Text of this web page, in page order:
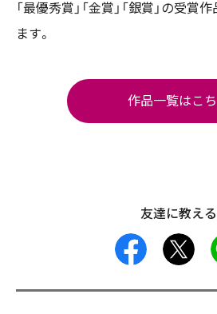
「最優秀賞」「金賞」「銀賞」の受
ます。
作品一覧はこ
友達に教える
facebook